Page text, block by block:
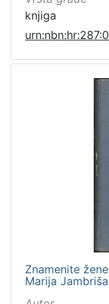
knjiga
Znamenite
Marija